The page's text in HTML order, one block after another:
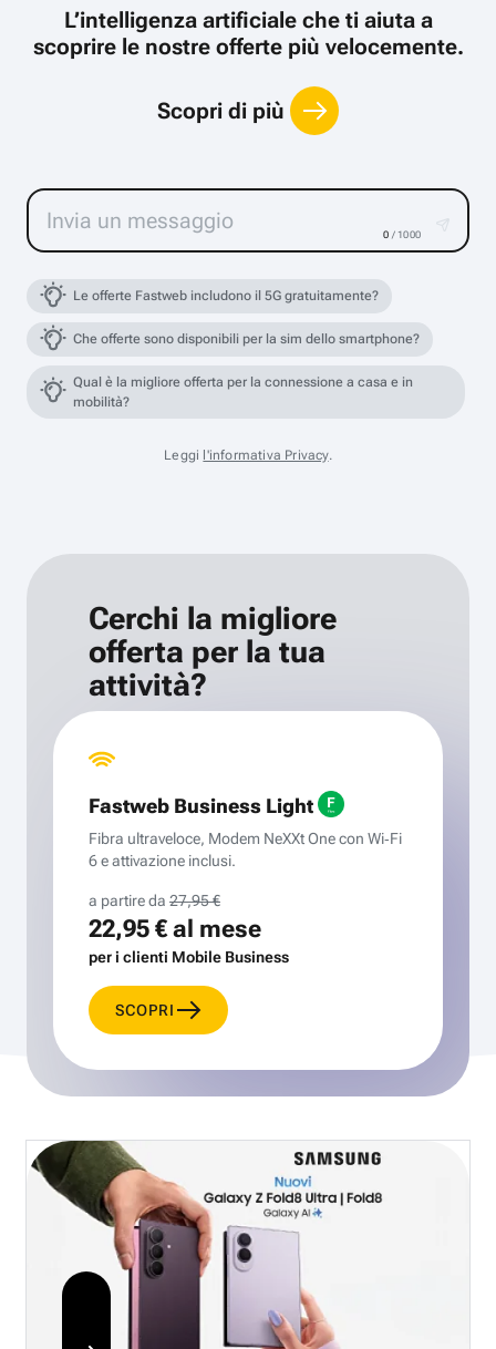
L’intelligenza artificiale che ti aiuta a
scoprire le nostre offerte più velocemente.
Scopri di più
0 / 1000
Le offerte Fastweb includono il 5G gratuitamente?
Che offerte sono disponibili per la sim dello smartphone?
Qual è la migliore offerta per la connessione a casa e in
mobilità?
Leggi l'informativa Privacy.
Cerchi la migliore
offerta per la tua
attività?
Fastweb Business Light
Fibra ultraveloce, Modem NeXXt One con Wi‑Fi
6 e attivazione inclusi.
a partire da 27,95 €
22,95 €al mese
per i clienti Mobile Business
SCOPRI